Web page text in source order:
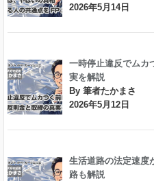
2026年5月14日
一時停止違反でムカ
実を解説
By 筆者たかまさ
2026年5月12日
生活道路の法定速度
路も解説